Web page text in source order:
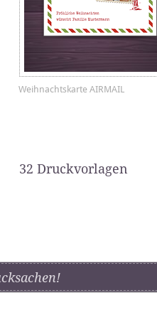
Weihnachtskarte AIRMAIL
32 Druckvorlagen